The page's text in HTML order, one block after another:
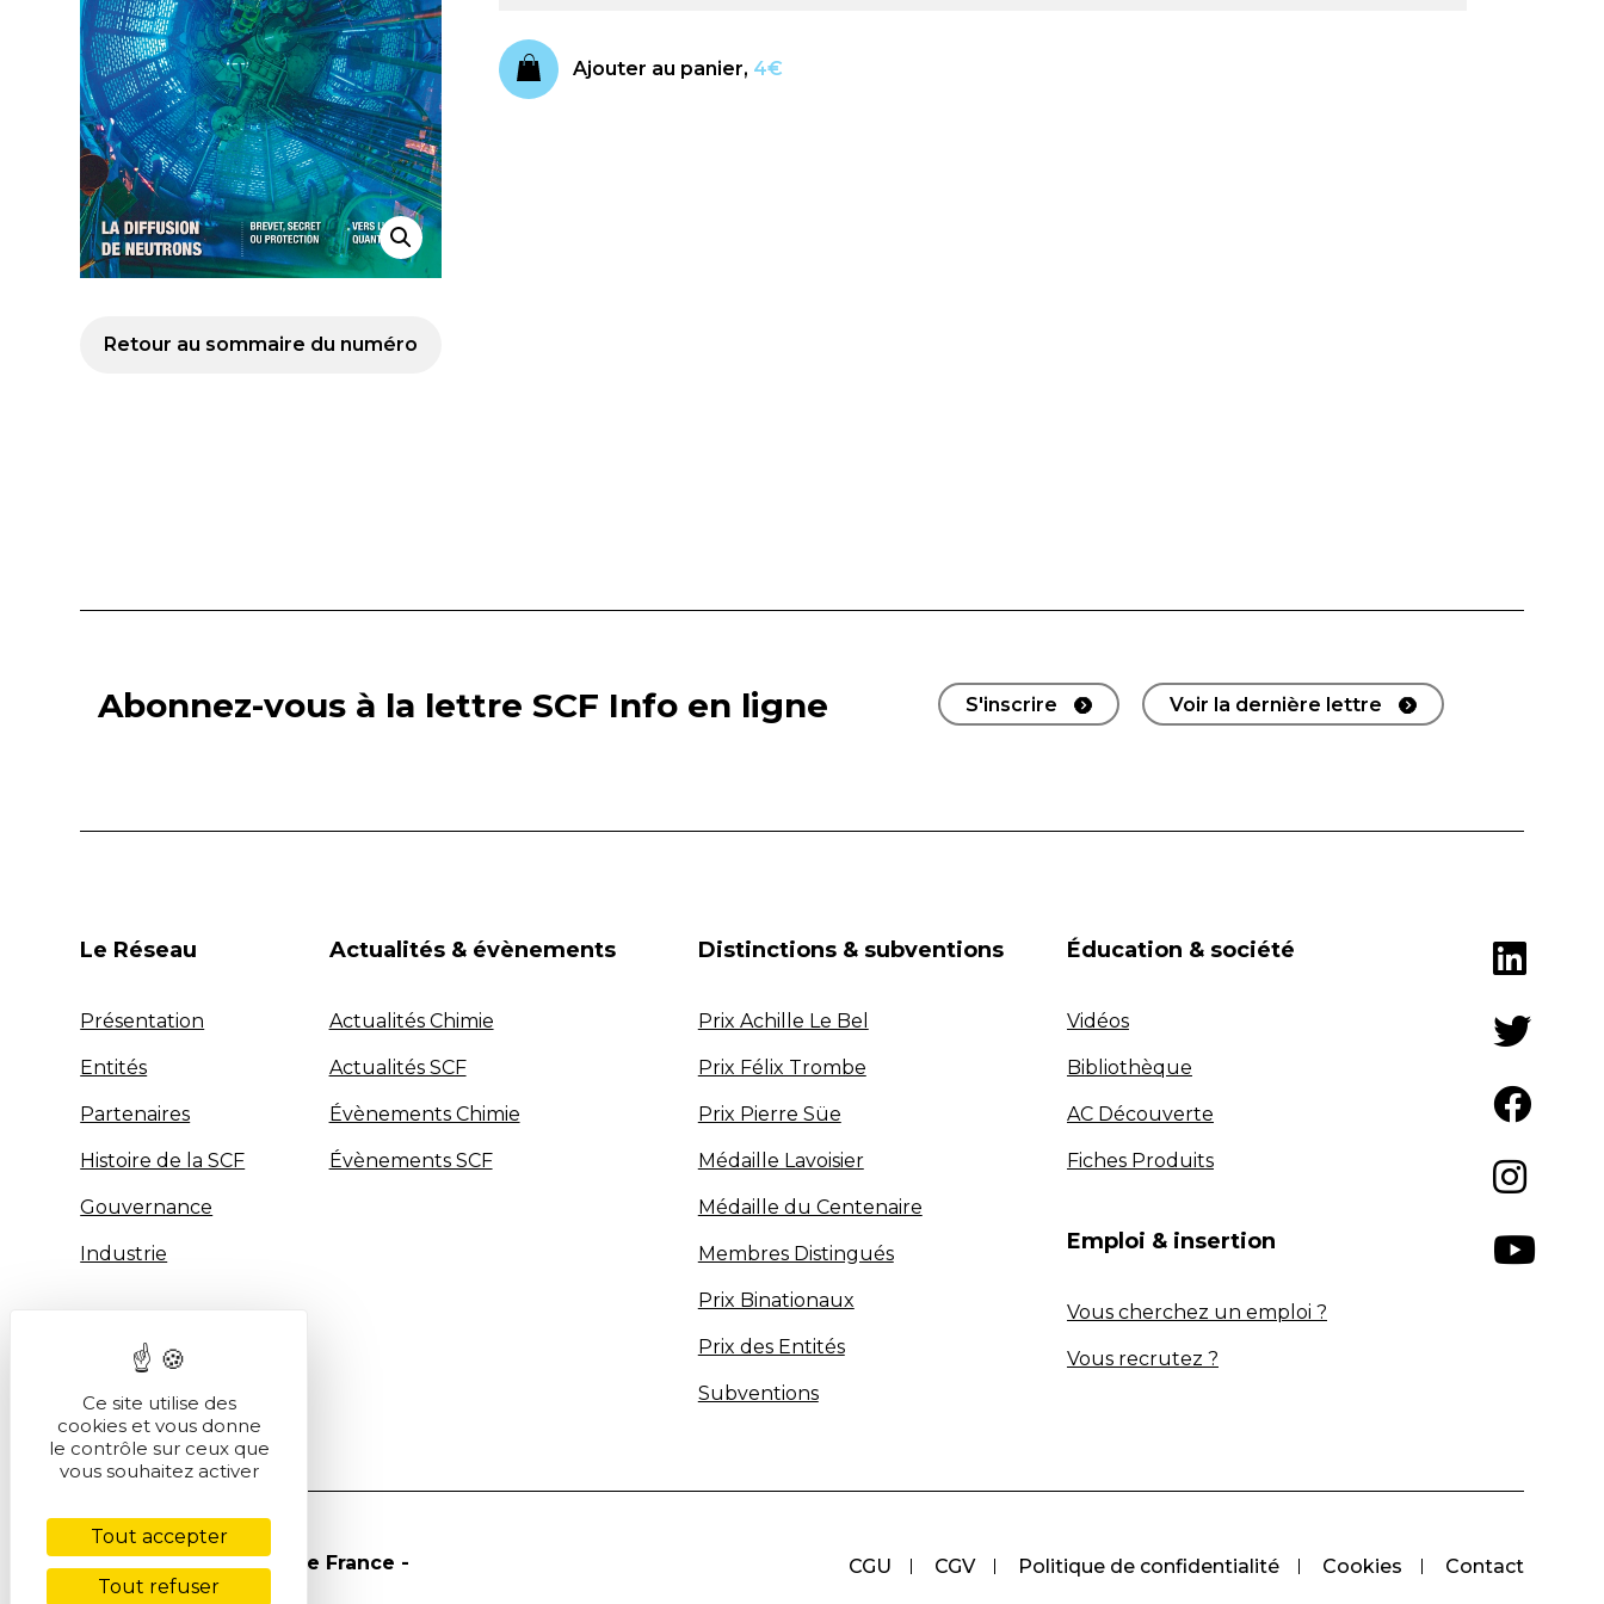
Retour au sommaire du numéro
Ajouter au panier, 4€
Abonnez-vous à la lettre SCF Info en ligne S'inscrire Voir la dernière lettre
Le Réseau
Présentation
Entités
Partenaires
Histoire de la SCF
Gouvernance
Industrie
Actualités & évènements
Actualités Chimie
Actualités SCF
Évènements Chimie
Évènements SCF
Distinctions & subventions
Prix Achille Le Bel
Prix Félix Trombe
Prix Pierre Süe
Médaille Lavoisier
Médaille du Centenaire
Membres Distingués
Prix Binationaux
Prix des Entités
Subventions
Éducation & société
Vidéos
Bibliothèque
AC Découverte
Fiches Produits
Emploi & insertion
Vous cherchez un emploi ?
Vous recrutez ?
CGU CGV Politique de confidentialité Cookies Contact
© Société Chimique de France -
Ce site utilise des
cookies et vous donne
le contrôle sur ceux que
vous souhaitez activer
Tout accepter
Tout refuser